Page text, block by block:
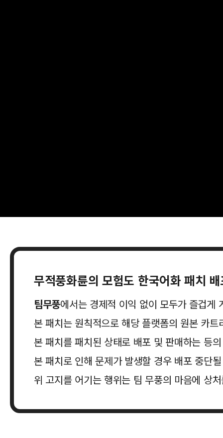
무적풍화륜의 모험도 한국어화 패치
팀무풍에서는 경제적 이익 없이 모두가 즐겁게
본 패치는 원칙적으로 해당 플랫폼의 원본 카
본 패치를 패치된 상태로 배포 및 판매하는 등
본 패치로 인해 문제가 발생할 경우 배포 중단
위 고지를 어기는 행위는 팀 무풍의 마음에 상